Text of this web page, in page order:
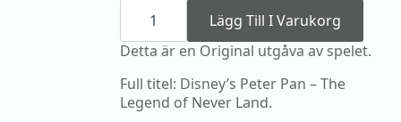
PS2
Peter
-
The
Legend
of
Never
Lägg Till I Varukorg
Detta är en Original utgåva av spelet.
Full titel: Disney’s Peter Pan – The
Legend of Never Land.